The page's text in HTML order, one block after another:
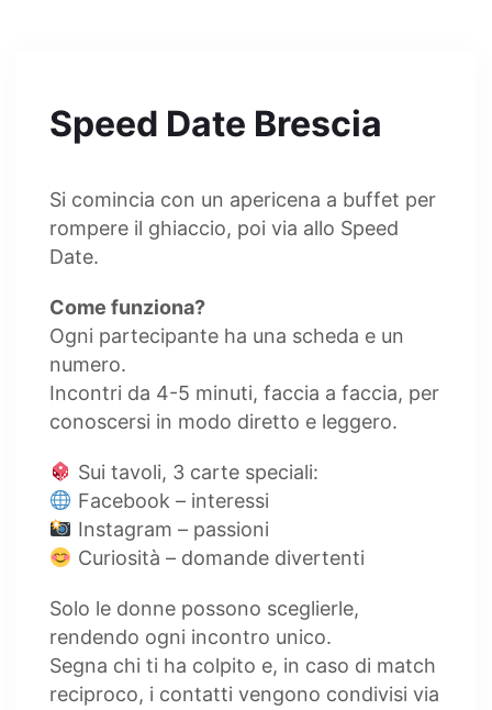
Speed Date Brescia
Si comincia con un apericena a buffet per
rompere il ghiaccio, poi via allo Speed
Date.
Come funziona?
Ogni partecipante ha una scheda e un
numero.
Incontri da 4-5 minuti, faccia a faccia, per
conoscersi in modo diretto e leggero.
Sui tavoli, 3 carte speciali:
Facebook – interessi
Instagram – passioni
Curiosità – domande divertenti
Solo le donne possono sceglierle,
rendendo ogni incontro unico.
Segna chi ti ha colpito e, in caso di match
reciproco, i contatti vengono condivisi via